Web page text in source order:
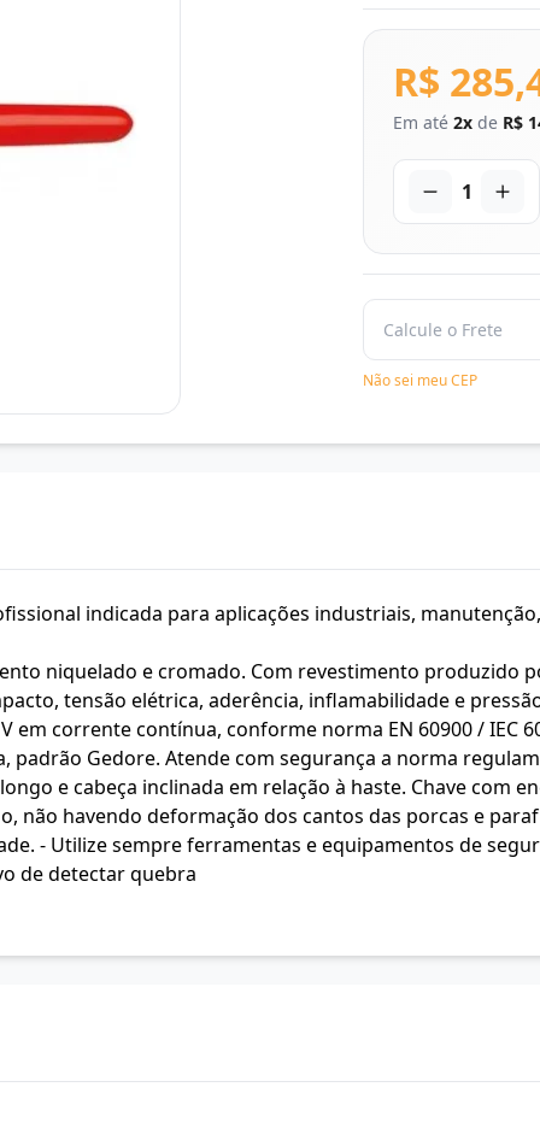
R$
Em até2x de R$
1
Não sei meu CEP
indicada para aplicações industriais,
niquelado e cromado. Com revestimento produzido
tensão elétrica, aderência, inflamabilidade e
em corrente contínua, conforme norma EN 60900 / IEC
Gedore. Atende com segurança a norma
e cabeça inclinada em relação à haste. Chave com
havendo deformação dos cantos das porcas e
- Utilize sempre ferramentas e equipamentos de
de detectar quebra